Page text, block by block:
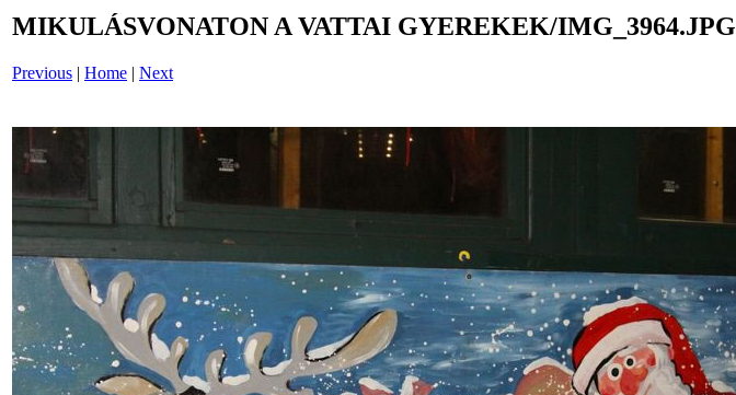
MIKULÁSVONATON A VATTAI GYEREKEK/IMG_3964.JPG
Previous | Home | Next